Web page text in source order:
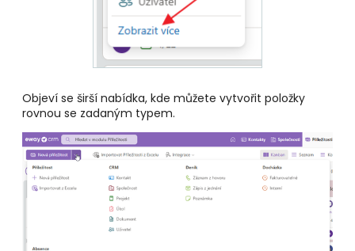
Objeví se širší nabídka, kde můžete vytvořit položky
rovnou se zadaným typem.